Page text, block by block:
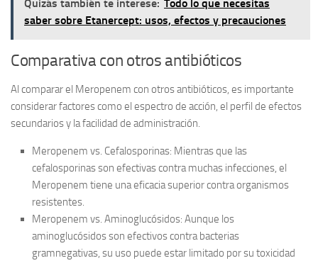
Quizás también te interese: Todo lo que necesitas
saber sobre Etanercept: usos, efectos y precauciones
Comparativa con otros antibióticos
Al comparar el Meropenem con otros antibióticos, es importante
considerar factores como el espectro de acción, el perfil de efectos
secundarios y la facilidad de administración.
Meropenem vs. Cefalosporinas: Mientras que las
cefalosporinas son efectivas contra muchas infecciones, el
Meropenem tiene una eficacia superior contra organismos
resistentes.
Meropenem vs. Aminoglucósidos: Aunque los
aminoglucósidos son efectivos contra bacterias
gramnegativas, su uso puede estar limitado por su toxicidad